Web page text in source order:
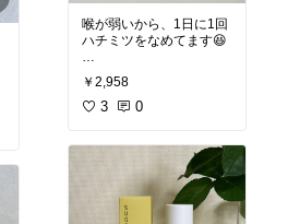
喉が弱いから、1日に1回
ハチミツをなめてます😆
#オリジナル写真
物メモ
￥2,958
3 0